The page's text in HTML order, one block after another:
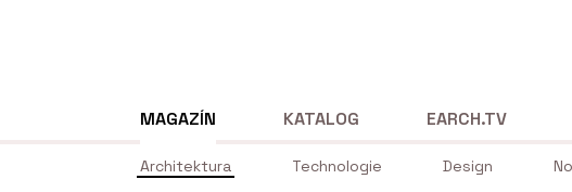
MAGAZÍN
Architektura Technologie Design
KATALOG EARCH.TV